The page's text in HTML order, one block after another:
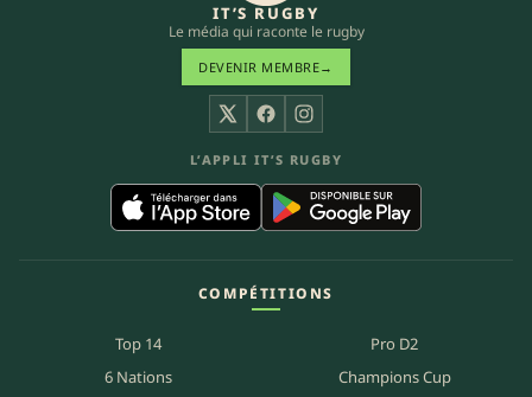
IT’S RUGBY
Le média qui raconte le rugby
DEVENIR MEMBRE→
X FacebookInstagram
L’APPLI IT’S RUGBY
COMPÉTITIONS
Top 14
Pro D2
6 Nations
Champions Cup